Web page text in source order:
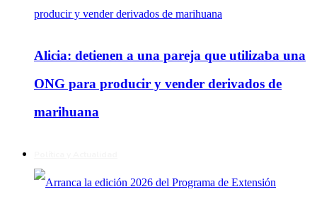
Alicia: detienen a una pareja que utilizaba una
ONG para producir y vender derivados de
marihuana